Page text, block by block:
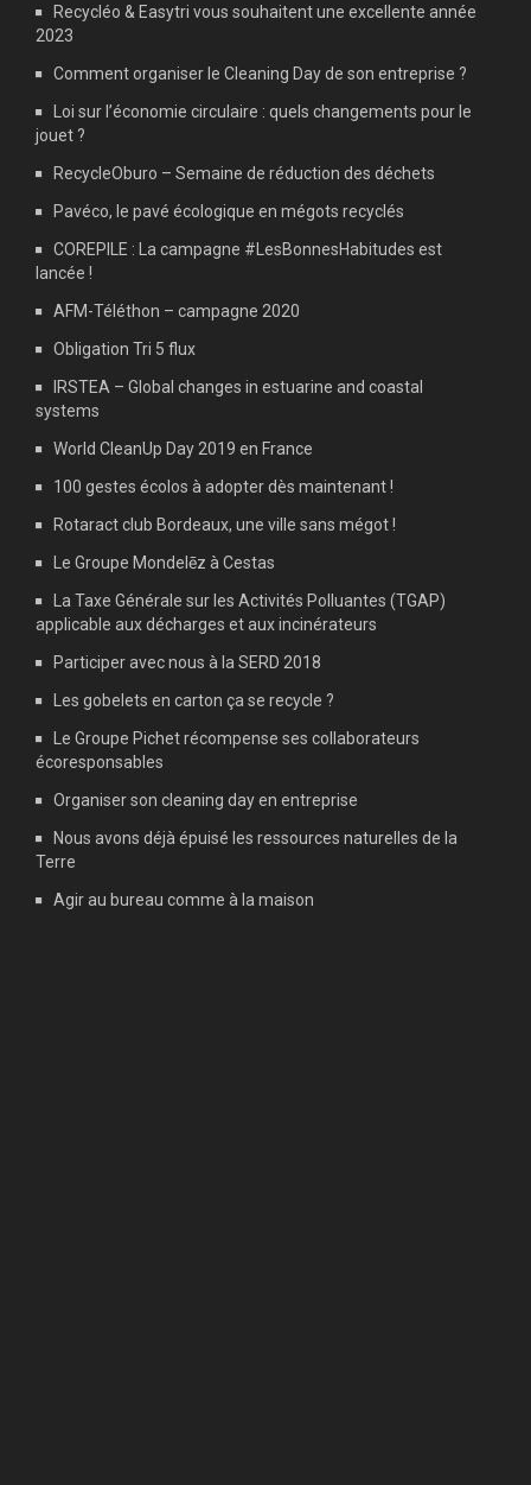
Recycléo & Easytri vous souhaitent une excellente année
2023
Comment organiser le Cleaning Day de son entreprise ?
Loi sur l’économie circulaire : quels changements pour le
jouet ?
RecycleOburo – Semaine de réduction des déchets
Pavéco, le pavé écologique en mégots recyclés
COREPILE : La campagne #LesBonnesHabitudes est
lancée !
AFM-Téléthon – campagne 2020
Obligation Tri 5 flux
IRSTEA – Global changes in estuarine and coastal
systems
World CleanUp Day 2019 en France
100 gestes écolos à adopter dès maintenant !
Rotaract club Bordeaux, une ville sans mégot !
Le Groupe Mondelēz à Cestas
La Taxe Générale sur les Activités Polluantes (TGAP)
applicable aux décharges et aux incinérateurs
Participer avec nous à la SERD 2018
Les gobelets en carton ça se recycle ?
Le Groupe Pichet récompense ses collaborateurs
écoresponsables
Organiser son cleaning day en entreprise
Nous avons déjà épuisé les ressources naturelles de la
Terre
Agir au bureau comme à la maison